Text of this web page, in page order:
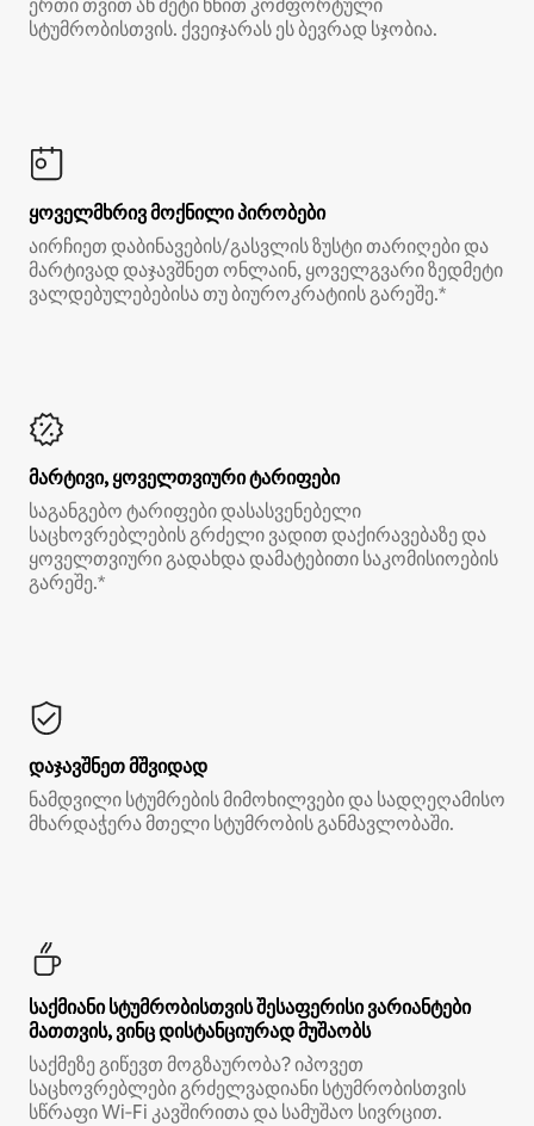
ერთი თვით ან მეტი ხნით კომფორტული
სტუმრობისთვის. ქვეიჯარას ეს ბევრად სჯობია.
ყოველმხრივ მოქნილი პირობები
აირჩიეთ დაბინავების/გასვლის ზუსტი თარიღები და
მარტივად დაჯავშნეთ ონლაინ, ყოველგვარი ზედმეტი
ვალდებულებებისა თუ ბიუროკრატიის გარეშე.*
მარტივი, ყოველთვიური ტარიფები
საგანგებო ტარიფები დასასვენებელი
საცხოვრებლების გრძელი ვადით დაქირავებაზე და
ყოველთვიური გადახდა დამატებითი საკომისიოების
გარეშე.*
დაჯავშნეთ მშვიდად
ნამდვილი სტუმრების მიმოხილვები და სადღეღამისო
მხარდაჭერა მთელი სტუმრობის განმავლობაში.
საქმიანი სტუმრობისთვის შესაფერისი ვარიანტები
მათთვის, ვინც დისტანციურად მუშაობს
საქმეზე გიწევთ მოგზაურობა? იპოვეთ
საცხოვრებლები გრძელვადიანი სტუმრობისთვის
სწრაფი Wi‑Fi კავშირითა და სამუშაო სივრცით.